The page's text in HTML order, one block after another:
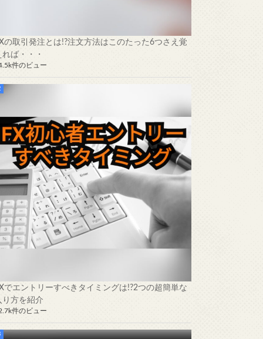
の取引発注とは!?注文方法はこのたった6つさえ覚
れば・・・
件のビュー
でエントリーすべきタイミングは!?2つの超簡単な
り方を紹介
件のビュー